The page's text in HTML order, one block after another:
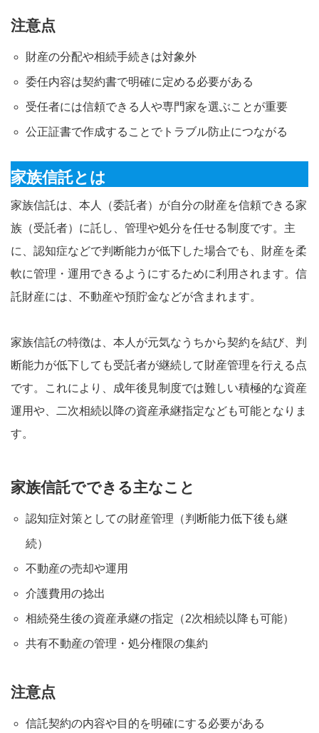
注意点
財産の分配や相続手続きは対象外
委任内容は契約書で明確に定める必要がある
受任者には信頼できる人や専門家を選ぶことが重要
公正証書で作成することでトラブル防止につながる
家族信託とは
家族信託は、本人（委託者）が自分の財産を信頼できる家
族（受託者）に託し、管理や処分を任せる制度です。主
に、認知症などで判断能力が低下した場合でも、財産を柔
軟に管理・運用できるようにするために利用されます。信
託財産には、不動産や預貯金などが含まれます。
家族信託の特徴は、本人が元気なうちから契約を結び、判
断能力が低下しても受託者が継続して財産管理を行える点
です。これにより、成年後見制度では難しい積極的な資産
運用や、二次相続以降の資産承継指定なども可能となりま
す。
家族信託でできる主なこと
認知症対策としての財産管理（判断能力低下後も継
続）
不動産の売却や運用
介護費用の捻出
相続発生後の資産承継の指定（2次相続以降も可能）
共有不動産の管理・処分権限の集約
注意点
信託契約の内容や目的を明確にする必要がある